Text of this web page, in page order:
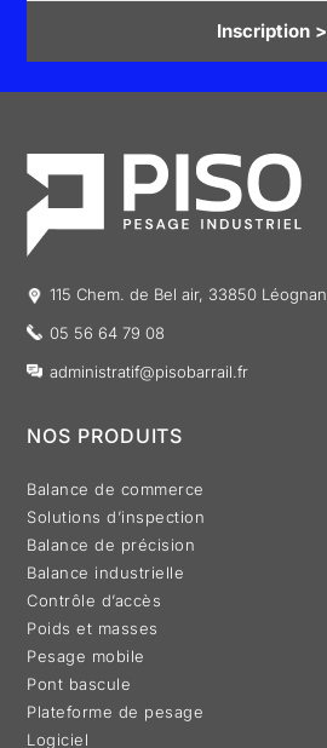
Inscription >
115 Chem. de Bel air, 33850 Léognan
05 56 64 79 08
administratif@pisobarrail.fr
NOS PRODUITS
Balance de commerce
Solutions d’inspection
Balance de précision
Balance industrielle
Contrôle d’accès
Poids et masses
Pesage mobile
Pont bascule
Plateforme de pesage
Logiciel